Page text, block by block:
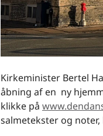
Kirkeminister Bertel
åbning af en ny
klikke på
salmetekster og